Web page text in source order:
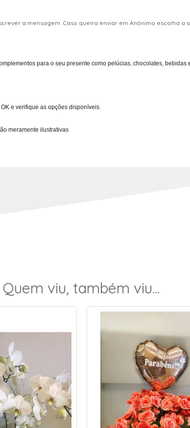
a mensagem. Caso queira enviar em Anônimo escolha a
para o seu presente como pelúcias, chocolates,
e verifique as opções disponíveis.
meramente ilustrativas
Quem viu, também viu...